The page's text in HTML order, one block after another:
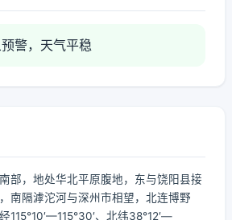
警，天气平稳
部，地处华北平原腹地，东与饶阳县接
南隔滹沱河与深州市相望，北连博野
115°10′—115°30′、北纬38°12′—